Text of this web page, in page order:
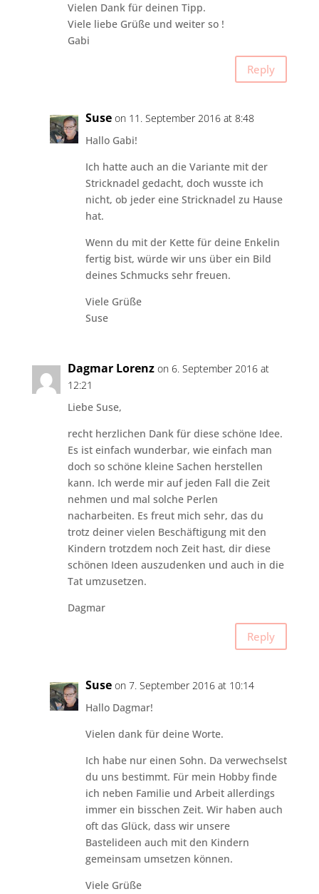
Vielen Dank für deinen Tipp.
Viele liebe Grüße und weiter so !
Gabi
Reply
Suse on 11. September 2016 at 8:48
Hallo Gabi!
Ich hatte auch an die Variante mit der
Stricknadel gedacht, doch wusste ich
nicht, ob jeder eine Stricknadel zu Hause
hat.
Wenn du mit der Kette für deine Enkelin
fertig bist, würde wir uns über ein Bild
deines Schmucks sehr freuen.
Viele Grüße
Suse
Dagmar Lorenz on 6. September 2016 at
12:21
Liebe Suse,
recht herzlichen Dank für diese schöne Idee.
Es ist einfach wunderbar, wie einfach man
doch so schöne kleine Sachen herstellen
kann. Ich werde mir auf jeden Fall die Zeit
nehmen und mal solche Perlen
nacharbeiten. Es freut mich sehr, das du
trotz deiner vielen Beschäftigung mit den
Kindern trotzdem noch Zeit hast, dir diese
schönen Ideen auszudenken und auch in die
Tat umzusetzen.
Dagmar
Reply
Suse on 7. September 2016 at 10:14
Hallo Dagmar!
Vielen dank für deine Worte.
Ich habe nur einen Sohn. Da verwechselst
du uns bestimmt. Für mein Hobby finde
ich neben Familie und Arbeit allerdings
immer ein bisschen Zeit. Wir haben auch
oft das Glück, dass wir unsere
Bastelideen auch mit den Kindern
gemeinsam umsetzen können.
Viele Grüße